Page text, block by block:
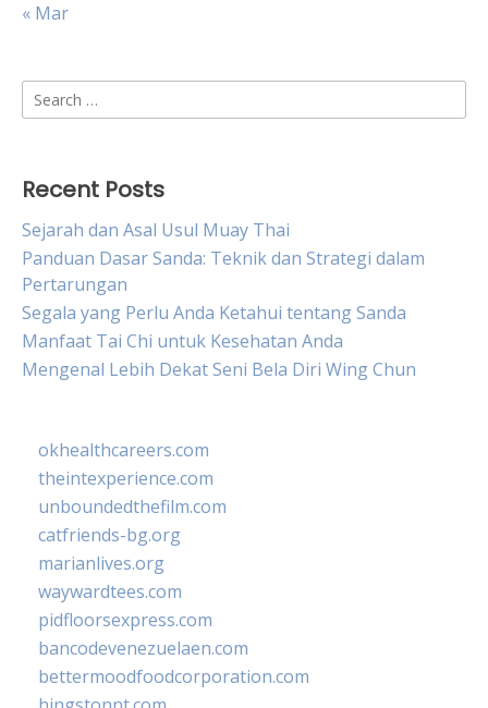
« Mar
Search
for:
Recent Posts
Sejarah dan Asal Usul Muay Thai
Panduan Dasar Sanda: Teknik dan Strategi dalam
Pertarungan
Segala yang Perlu Anda Ketahui tentang Sanda
Manfaat Tai Chi untuk Kesehatan Anda
Mengenal Lebih Dekat Seni Bela Diri Wing Chun
okhealthcareers.com
theintexperience.com
unboundedthefilm.com
catfriends-bg.org
marianlives.org
waywardtees.com
pidfloorsexpress.com
bancodevenezuelaen.com
bettermoodfoodcorporation.com